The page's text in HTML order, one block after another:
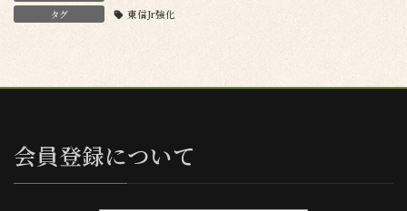
タグ 東信Jr強化
会員登録について